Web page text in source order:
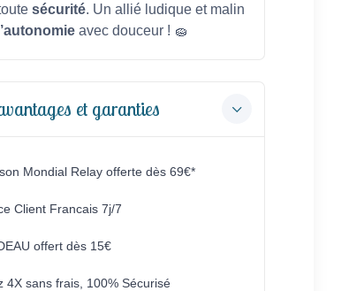
sécurité. Un allié ludique et malin
l’autonomieavec douceur ! 🧽
et garanties
Mondial Relay offerte dès 69€*
Client Francais 7j/7
offert dès 15€
4X sans frais, 100% Sécurisé